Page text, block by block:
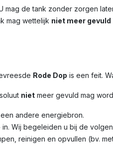
mag de tank zonder zorgen
mag wettelijk niet meer gevuld
Rode Dop is een feit.
niet meer gevuld mag
andere energiebron.
in. Wij begeleiden u bij de
reinigen en opvullen (bv.